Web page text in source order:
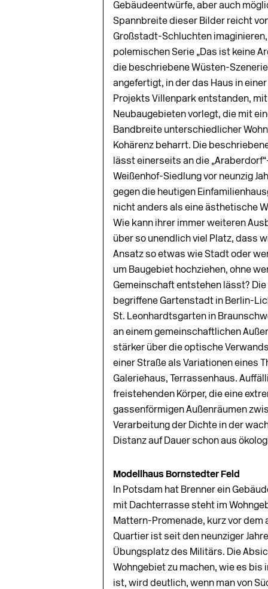
Gebäudeentwürfe, aber auch
Spannbreite dieser Bilder reicht
Großstadt-Schluchten imaginieren,
polemischen Serie „Das ist keine
die beschriebene Wüsten-
angefertigt, in der das Haus in
Projekts Villenpark entstanden,
Neubaugebieten vorlegt, die mit
Bandbreite unterschiedlicher
Kohärenz beharrt. Die
lässt einerseits an die
Weißenhof-Siedlung vor neunzig
gegen die heutigen
nicht anders als eine ästhetische
Wie kann ihrer immer weiteren
über so unendlich viel Platz, dass
Ansatz so etwas wie Stadt oder
um Baugebiet hochziehen, ohne
Gemeinschaft entstehen lässt? Die
begriffene Gartenstadt in Berlin-
St. Leonhardtsgarten in
an einem gemeinschaftlichen
stärker über die optische
einer Straße als Variationen eines
Galeriehaus, Terrassenhaus.
freistehenden Körper, die eine
gassenförmigen Außenräumen
Verarbeitung der Dichte in der
Distanz auf Dauer schon aus
Modellhaus Bornstedter Feld
In Potsdam hat Brenner ein
mit Dachterrasse steht im
Mattern-Prome­nade, kurz vor dem
Quartier ist seit den neunziger
Übungsplatz des Militärs. Die
Wohngebiet zu machen, wie es bis
ist, wird deutlich, wenn man von